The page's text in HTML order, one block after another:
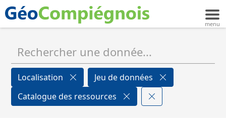
Localisation
Jeu de données
Catalogue des ressources